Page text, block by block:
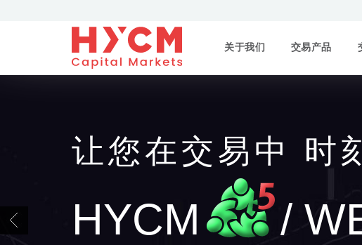
关于我们 交易产品
让您在交易中 时
HYCM /